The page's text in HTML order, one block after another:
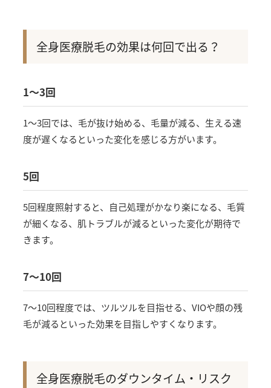
全身医療脱毛の効果は何回で出る？
1〜3回
1〜3回では、毛が抜け始める、毛量が減る、生える速
度が遅くなるといった変化を感じる方がいます。
5回
5回程度照射すると、自己処理がかなり楽になる、毛質
が細くなる、肌トラブルが減るといった変化が期待で
きます。
7〜10回
7〜10回程度では、ツルツルを目指せる、VIOや顔の残
毛が減るといった効果を目指しやすくなります。
全身医療脱毛のダウンタイム・リスク